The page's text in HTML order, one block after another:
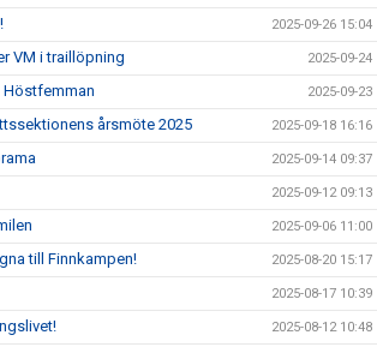
2025-09-26 15:04
VM i traillöpning 2025-09-24
2025-09-23
årsmöte 2025 2025-09-18 16:16
2025-09-14 09:37
2025-09-12 09:13
2025-09-06 11:00
till Finnkampen! 2025-08-20 15:17
2025-08-17 10:39
2025-08-12 10:48